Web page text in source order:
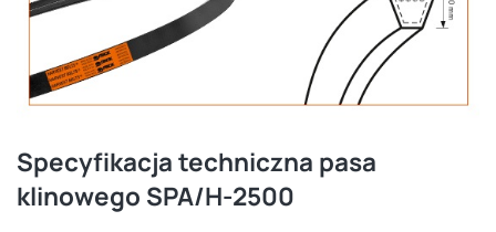
Specyfikacja techniczna pasa
klinowego SPA/H-2500